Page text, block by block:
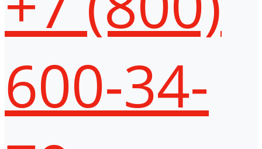
600-34-